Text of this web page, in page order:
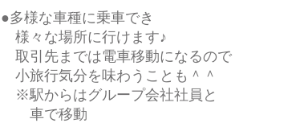
●多様な車種に乗車でき
様々な場所に行けます♪
取引先までは電車移動になるので
小旅行気分を味わうことも＾＾
※駅からはグループ会社社員と
車で移動